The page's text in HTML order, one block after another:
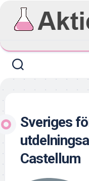
content
Sveriges
Castellum